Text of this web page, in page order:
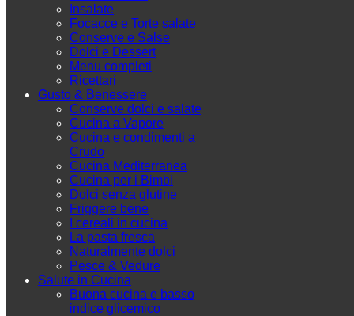
Insalate
Focacce e Torte salate
Conserve e Salse
Dolci e Dessert
Menu completi
Ricettari
Gusto & Benessere
Conserve dolci e salate
Cucina a Vapore
Cucina e condimenti a
Crudo
Cucina Mediterranea
Cucina per i Bimbi
Dolci senza glutine
Friggere bene
I cereali in cucina
La pasta fresca
Naturalmente dolci
Pesce & Vedure
Salute in Cucina
Buona cucina e basso
indice glicemico